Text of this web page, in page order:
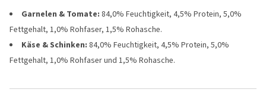
Garnelen & Tomate: 84,0% Feuchtigkeit, 4,5% Protein, 5,0%
Fettgehalt, 1,0% Rohfaser, 1,5% Rohasche.
Käse & Schinken: 84,0% Feuchtigkeit, 4,5% Protein, 5,0%
Fettgehalt, 1,0% Rohfaser und 1,5% Rohasche.